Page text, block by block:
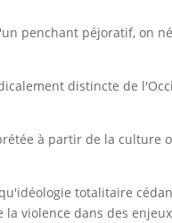
penchant péjoratif, on
distincte de
à partir de la culture
totalitaire
violence dans des